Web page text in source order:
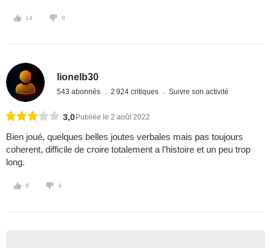
14 8
lionelb30
543 abonnés 2 924 critiques Suivre son activité
3,0Publiée le 2 août 2022
Bien joué, quelques belles joutes verbales mais pas toujours
coherent, difficile de croire totalement a l'histoire et un peu trop
long.
9 4